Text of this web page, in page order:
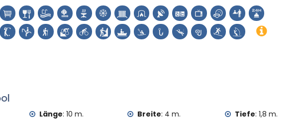
Kultur in Jávea, Costa Blanca
Jávea, Jávea), Kirche (Virgen de Loreto, Puerto, Jávea), Ruinen (Molinos de
(Pueblo de Jávea, Jávea), architektonisches Gebäude (Pueblo de
Ort (Pueblo de Jávea und Jávea) (innerhalb von 5 Kilometern von der
und Denia) (innerhalb von 10 Kilometern von der Unterkunft)
Denia), Reiten, Wandern, Mountainbiking, Radfahren, Klettern, Kanufahren,
Tauchen, Schnorcheln, Surfen und Windsurfen (innerhalb von 5 Kilometern
Länge: 10 m. Breite: 4 m. Tiefe: 1,8 m.